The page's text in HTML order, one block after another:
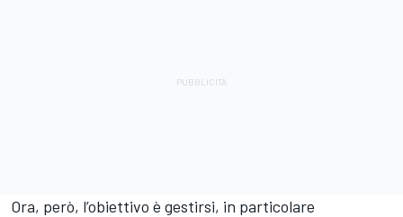
Ora, però, l’obiettivo è gestirsi, in particolare